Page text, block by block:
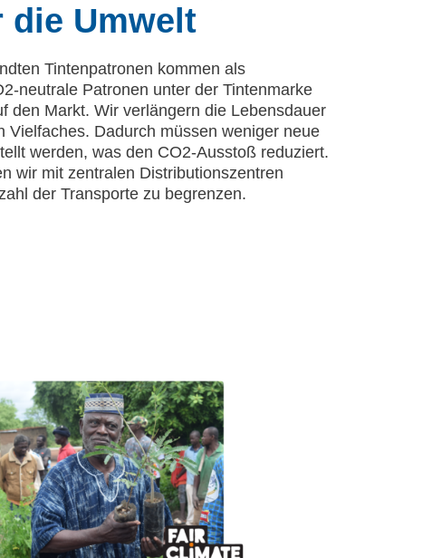
die Umwelt
Tintenpatronen kommen als
neutrale Patronen unter der Tintenmarke
den Markt. Wir verlängern die Lebensdauer
Vielfaches. Dadurch müssen weniger neue
werden, was den CO2-Ausstoß reduziert.
wir mit zentralen Distributionszentren
der Transporte zu begrenzen.